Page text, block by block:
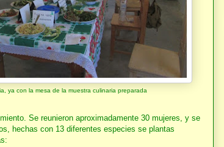
ya con la mesa de la muestra culinaria preparada
Se reunieron aproximadamente 30 mujeres, y se
hechas con 13 diferentes especies se plantas